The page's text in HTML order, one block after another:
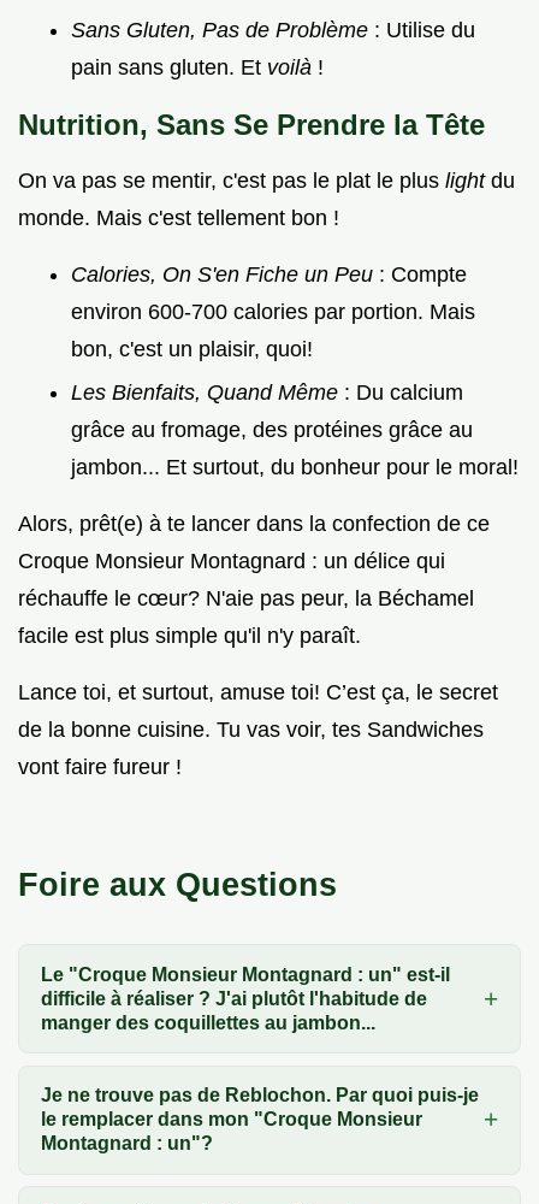
Sans Gluten, Pas de Problème : Utilise du
pain sans gluten. Et voilà !
Nutrition, Sans Se Prendre la Tête
On va pas se mentir, c'est pas le plat le plus light du
monde. Mais c'est tellement bon !
Calories, On S'en Fiche un Peu : Compte
environ 600-700 calories par portion. Mais
bon, c'est un plaisir, quoi!
Les Bienfaits, Quand Même : Du calcium
grâce au fromage, des protéines grâce au
jambon... Et surtout, du bonheur pour le moral!
Alors, prêt(e) à te lancer dans la confection de ce
Croque Monsieur Montagnard : un délice qui
réchauffe le cœur? N'aie pas peur, la Béchamel
facile est plus simple qu'il n'y paraît.
Lance toi, et surtout, amuse toi! C’est ça, le secret
de la bonne cuisine. Tu vas voir, tes Sandwiches
vont faire fureur !
Foire aux Questions
Le "Croque Monsieur Montagnard : un" est-il
difficile à réaliser ? J'ai plutôt l'habitude de
manger des coquillettes au jambon...
Je ne trouve pas de Reblochon. Par quoi puis-je
le remplacer dans mon "Croque Monsieur
Montagnard : un"?